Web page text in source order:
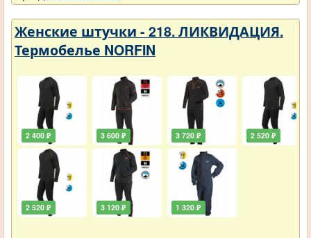
Женские штучки - 218. ЛИКВИДАЦИЯ.
Термобелье NORFIN
2 400 ₽
2 520 ₽
3 600 ₽
3 120 ₽
3 720 ₽
1 320 ₽
2 520 ₽